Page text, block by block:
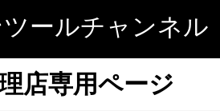
ールチャンネル
店専用ページ